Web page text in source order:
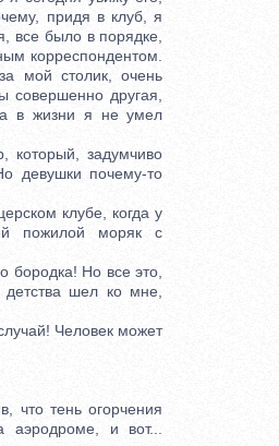
придя в клуб, я
все было в порядке,
корреспондентом.
мой столик, очень
совершенно другая,
в жизни я не умел
задумчиво
девушки почему-то
клубе, когда у
пожилой моряк с
бородка! Но все это,
шел ко мне,
Человек может
тень огорчения
аэродроме, и вот...